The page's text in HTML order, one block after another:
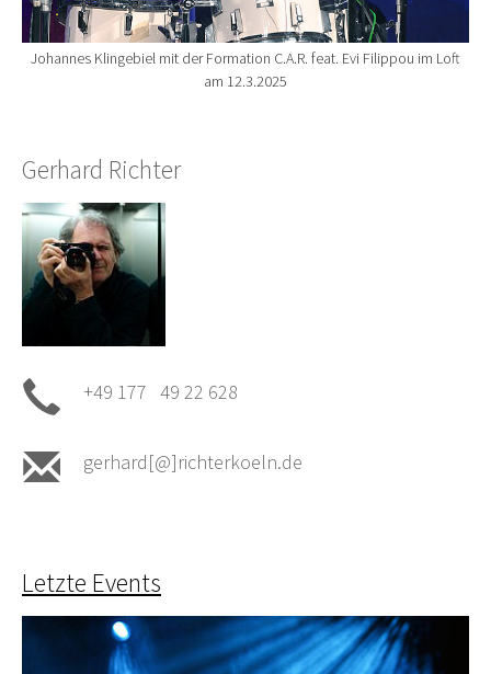
Johannes Klingebiel mit der Formation C.A.R. feat. Evi Filippou im Loft
am 12.3.2025
Gerhard Richter
+49 177 49 22 628
gerhard[@]richterkoeln.de
Letzte Events